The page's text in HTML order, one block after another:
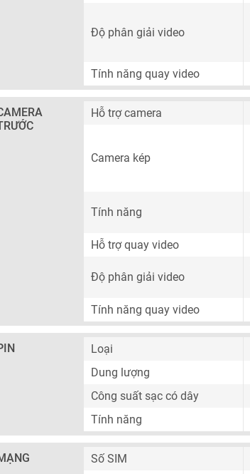
Độ phân giải video
Tính năng quay video
Hỗ trợ camera
Camera kép
Tính năng
Hỗ trợ quay video
Độ phân giải video
Tính năng quay video
Loại
Dung lượng
Công suất sạc có dây
Tính năng
Số SIM